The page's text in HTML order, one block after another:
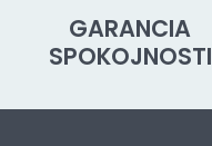
GARANCIA
SPOKOJNOSTI